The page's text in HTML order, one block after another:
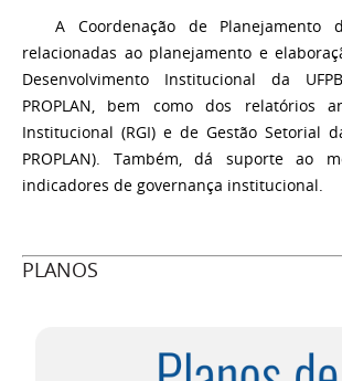
A Coordenação de Planejamento
relacionadas ao planejamento e
Desenvolvimento Institucional da
PROPLAN, bem como dos relatórios
Institucional (RGI) e de Gestão Setorial da
PROPLAN). Também, dá suporte ao
indicadores de governança institucional.
PLANOS